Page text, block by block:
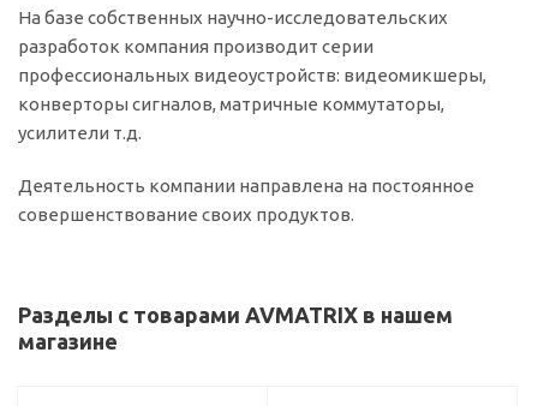
На базе собственных научно-исследовательских
разработок компания производит серии
профессиональных видеоустройств: видеомикшеры,
конверторы сигналов, матричные коммутаторы,
усилители т.д.
Деятельность компании направлена на постоянное
совершенствование своих продуктов.
Разделы с товарами AVMATRIX в нашем
магазине